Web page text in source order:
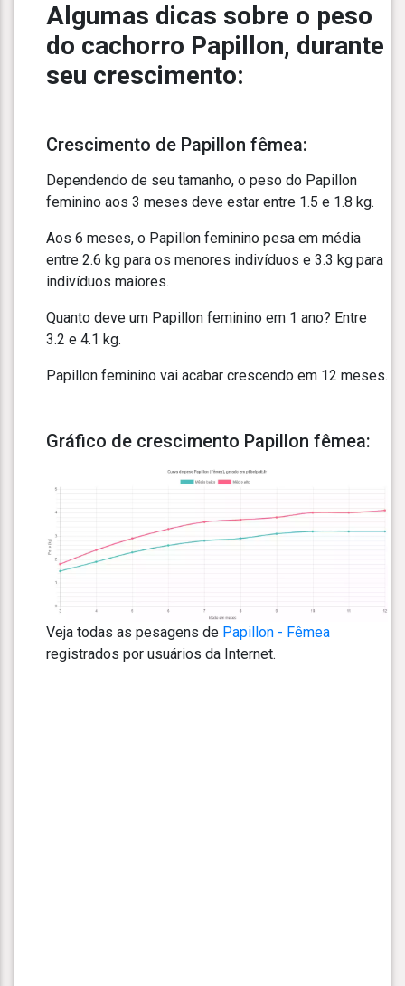
Algumas dicas sobre o peso
do cachorro Papillon, durante
seu crescimento:
Crescimento de Papillon fêmea:
Dependendo de seu tamanho, o peso do Papillon
feminino aos 3 meses deve estar entre 1.5 e 1.8 kg.
Aos 6 meses, o Papillon feminino pesa em média
entre 2.6 kg para os menores indivíduos e 3.3 kg para
indivíduos maiores.
Quanto deve um Papillon feminino em 1 ano? Entre
3.2 e 4.1 kg.
Papillon feminino vai acabar crescendo em 12 meses.
Gráfico de crescimento Papillon fêmea:
Veja todas as pesagens de Papillon - Fêmea
registrados por usuários da Internet.